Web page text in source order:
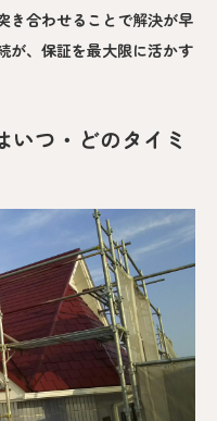
き合わせることで解決が早
が、保証を最大限に活かす
いつ・どのタイミ